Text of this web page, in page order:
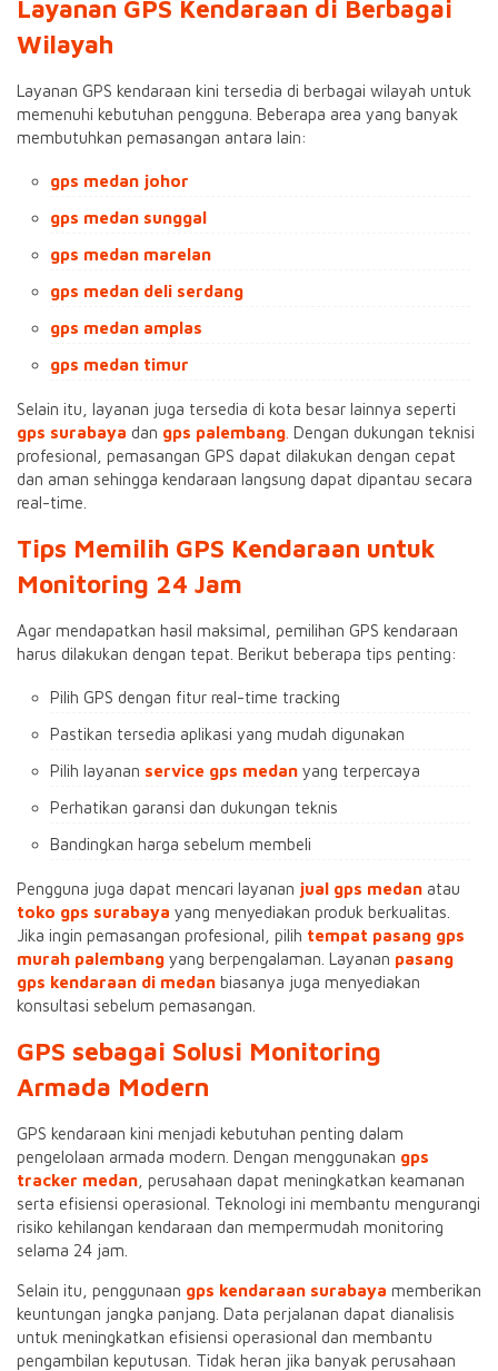
Layanan GPS Kendaraan di Berbagai
Wilayah
Layanan GPS kendaraan kini tersedia di berbagai wilayah untuk
memenuhi kebutuhan pengguna. Beberapa area yang banyak
membutuhkan pemasangan antara lain:
gps medan johor
gps medan sunggal
gps medan marelan
gps medan deli serdang
gps medan amplas
gps medan timur
Selain itu, layanan juga tersedia di kota besar lainnya seperti
gps surabaya dan gps palembang Dengan dukungan teknisi
profesional, pemasangan GPS dapat dilakukan dengan cepat
dan aman sehingga kendaraan langsung dapat dipantau secara
real-time.
Tips Memilih GPS Kendaraan untuk
Monitoring 24 Jam
Agar mendapatkan hasil maksimal, pemilihan GPS kendaraan
harus dilakukan dengan tepat. Berikut beberapa tips penting:
Pilih GPS dengan fitur real-time tracking
Pastikan tersedia aplikasi yang mudah digunakan
Pilih layanan service gps medan yang terpercaya
Perhatikan garansi dan dukungan teknis
Bandingkan harga sebelum membeli
Pengguna juga dapat mencari layanan jual gps medan atau
toko gps surabaya yang menyediakan produk berkualitas.
Jika ingin pemasangan profesional, pilih tempat pasang gps
murah palembang yang berpengalaman. Layanan pasang
gps kendaraan di medan biasanya juga menyediakan
konsultasi sebelum pemasangan.
GPS sebagai Solusi Monitoring
Armada Modern
GPS kendaraan kini menjadi kebutuhan penting dalam
pengelolaan armada modern. Dengan menggunakan gps
tracker medan , perusahaan dapat meningkatkan keamanan
serta efisiensi operasional. Teknologi ini membantu mengurangi
risiko kehilangan kendaraan dan mempermudah monitoring
selama 24 jam.
Selain itu, penggunaan gps kendaraan surabaya memberikan
keuntungan jangka panjang. Data perjalanan dapat dianalisis
untuk meningkatkan efisiensi operasional dan membantu
pengambilan keputusan. Tidak heran jika banyak perusahaan